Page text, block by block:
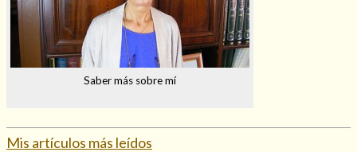
Saber más sobre mí
Mis artículos más leídos